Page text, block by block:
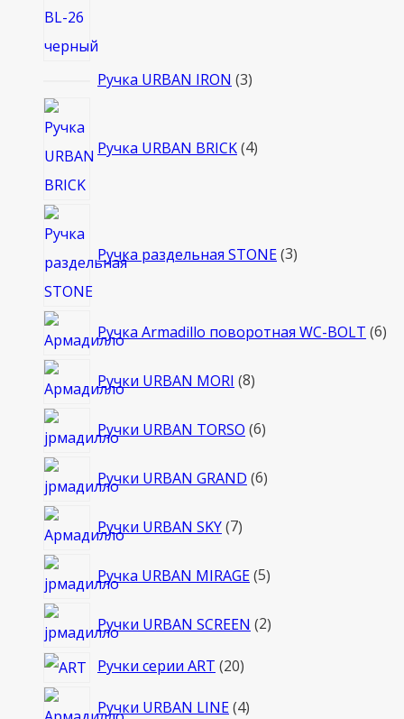
Ручка URBAN IRON 33
Ручка URBAN BRICK 4товара
Ручка раздельная STONE 3товара
Ручка Armadillo поворотная WC-BOLT 66
Ручки URBAN MORI 88
Ручки URBAN TORSO 66
Ручки URBAN GRAND 66
Ручки URBAN SKY 77
Ручка URBAN MIRAGE 55
Ручки URBAN SCREEN 22
Ручки серии ART 2020
Ручки URBAN LINE 44